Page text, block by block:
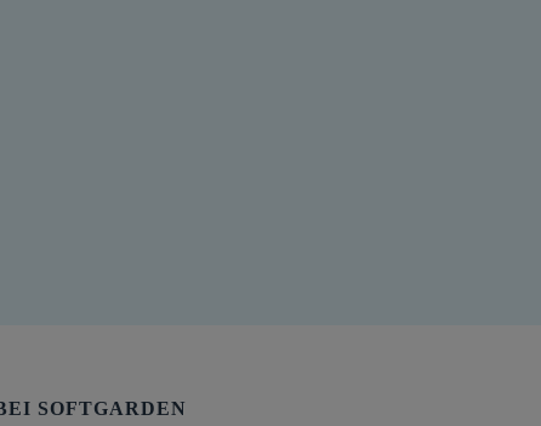
SOFTGARDEN